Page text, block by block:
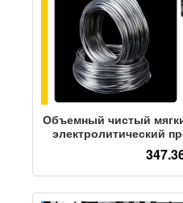
Объемный чистый
электролитический
лента,